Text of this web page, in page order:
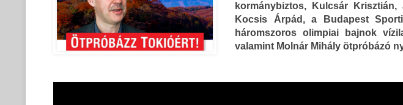
kormánybiztos, Kulcsár
Kocsis Árpád, a Budapest
háromszoros olimpiai bajnok
valamint Molnár Mihály ötpróbázó